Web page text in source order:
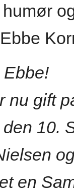
nu gift
10.
en